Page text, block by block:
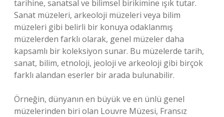
tarihine, sanatsal ve bilimsel birikimine ışık tutar.
Sanat müzeleri, arkeoloji müzeleri veya bilim
müzeleri gibi belirli bir konuya odaklanmış
müzelerden farklı olarak, genel müzeler daha
kapsamlı bir koleksiyon sunar. Bu müzelerde tarih,
sanat, bilim, etnoloji, jeoloji ve arkeoloji gibi birçok
farklı alandan eserler bir arada bulunabilir.
Örneğin, dünyanın en büyük ve en ünlü genel
müzelerinden biri olan Louvre Müzesi, Fransız